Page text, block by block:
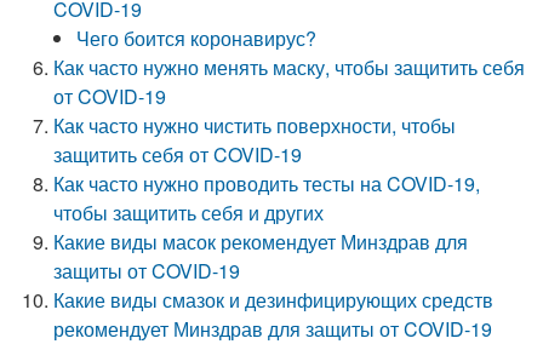
COVID-19
Чего боится коронавирус?
Как часто нужно менять маску, чтобы защитить себя
от COVID-19
Как часто нужно чистить поверхности, чтобы
защитить себя от COVID-19
Как часто нужно проводить тесты на COVID-19,
чтобы защитить себя и других
Какие виды масок рекомендует Минздрав для
защиты от COVID-19
Какие виды смазок и дезинфицирующих средств
рекомендует Минздрав для защиты от COVID-19